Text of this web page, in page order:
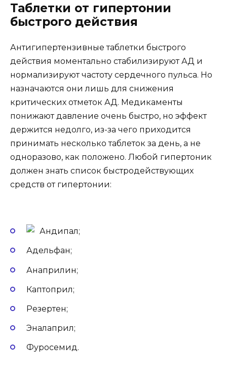
Таблетки от гипертонии
быстрого действия
Антигипертензивные таблетки быстрого
действия моментально стабилизируют АД и
нормализируют частоту сердечного пульса. Но
назначаются они лишь для снижения
критических отметок АД. Медикаменты
понижают давление очень быстро, но эффект
держится недолго, из-за чего приходится
принимать несколько таблеток за день, а не
одноразово, как положено. Любой гипертоник
должен знать список быстродействующих
средств от гипертонии:
Андипал;
Адельфан;
Анаприлин;
Каптоприл;
Резертен;
Эналаприл;
Фуросемид.